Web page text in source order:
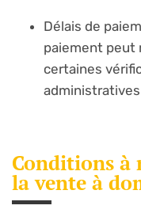
Délais de
paiement peut
certaines
Conditions
la vente à